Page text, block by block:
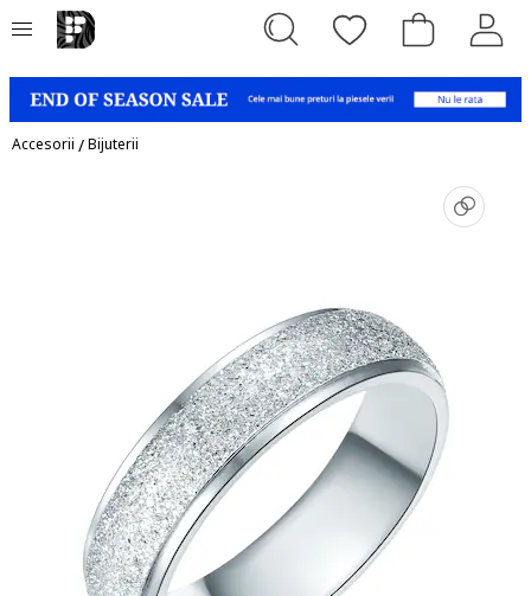
Accesorii /Bijuterii